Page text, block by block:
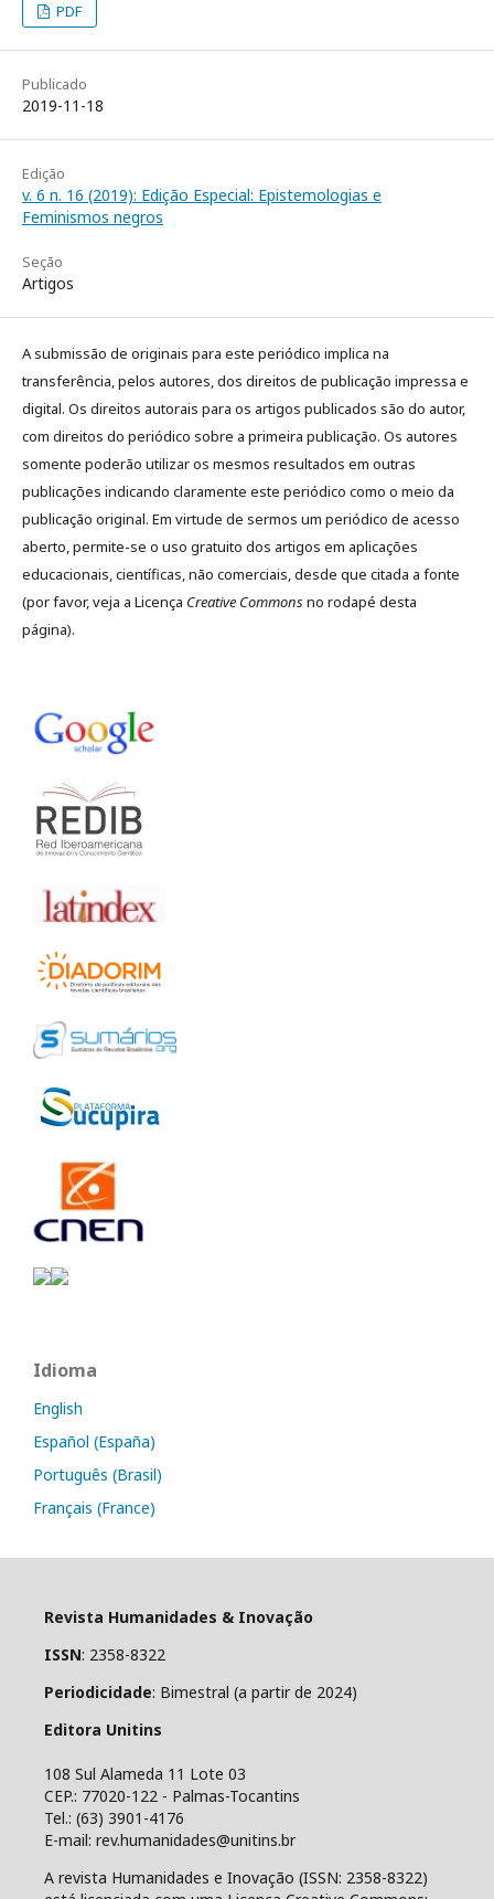
PDF
Publicado
2019-11-18
Edição
v. 6 n. 16 (2019): Edição Especial: Epistemologias e
Feminismos negros
Seção
Artigos
A submissão de originais para este periódico implica na
transferência, pelos autores, dos direitos de publicação impressa e
digital. Os direitos autorais para os artigos publicados são do autor,
com direitos do periódico sobre a primeira publicação. Os autores
somente poderão utilizar os mesmos resultados em outras
publicações indicando claramente este periódico como o meio da
publicação original. Em virtude de sermos um periódico de acesso
aberto, permite-se o uso gratuito dos artigos em aplicações
educacionais, científicas, não comerciais, desde que citada a fonte
(por favor, veja a Licença Creative Commonsno rodapé desta
página).
Idioma
English
Español (España)
Português (Brasil)
Français (France)
Revista Humanidades & Inovação
ISSN: 2358-8322
Periodicidade: Bimestral (a partir de 2024)
Editora Unitins
108 Sul Alameda 11 Lote 03
CEP.: 77020-122 - Palmas-Tocantins
Tel.: (63) 3901-4176
E-mail: rev.humanidades@unitins.br
A revista Humanidades e Inovação (ISSN: 2358-8322)